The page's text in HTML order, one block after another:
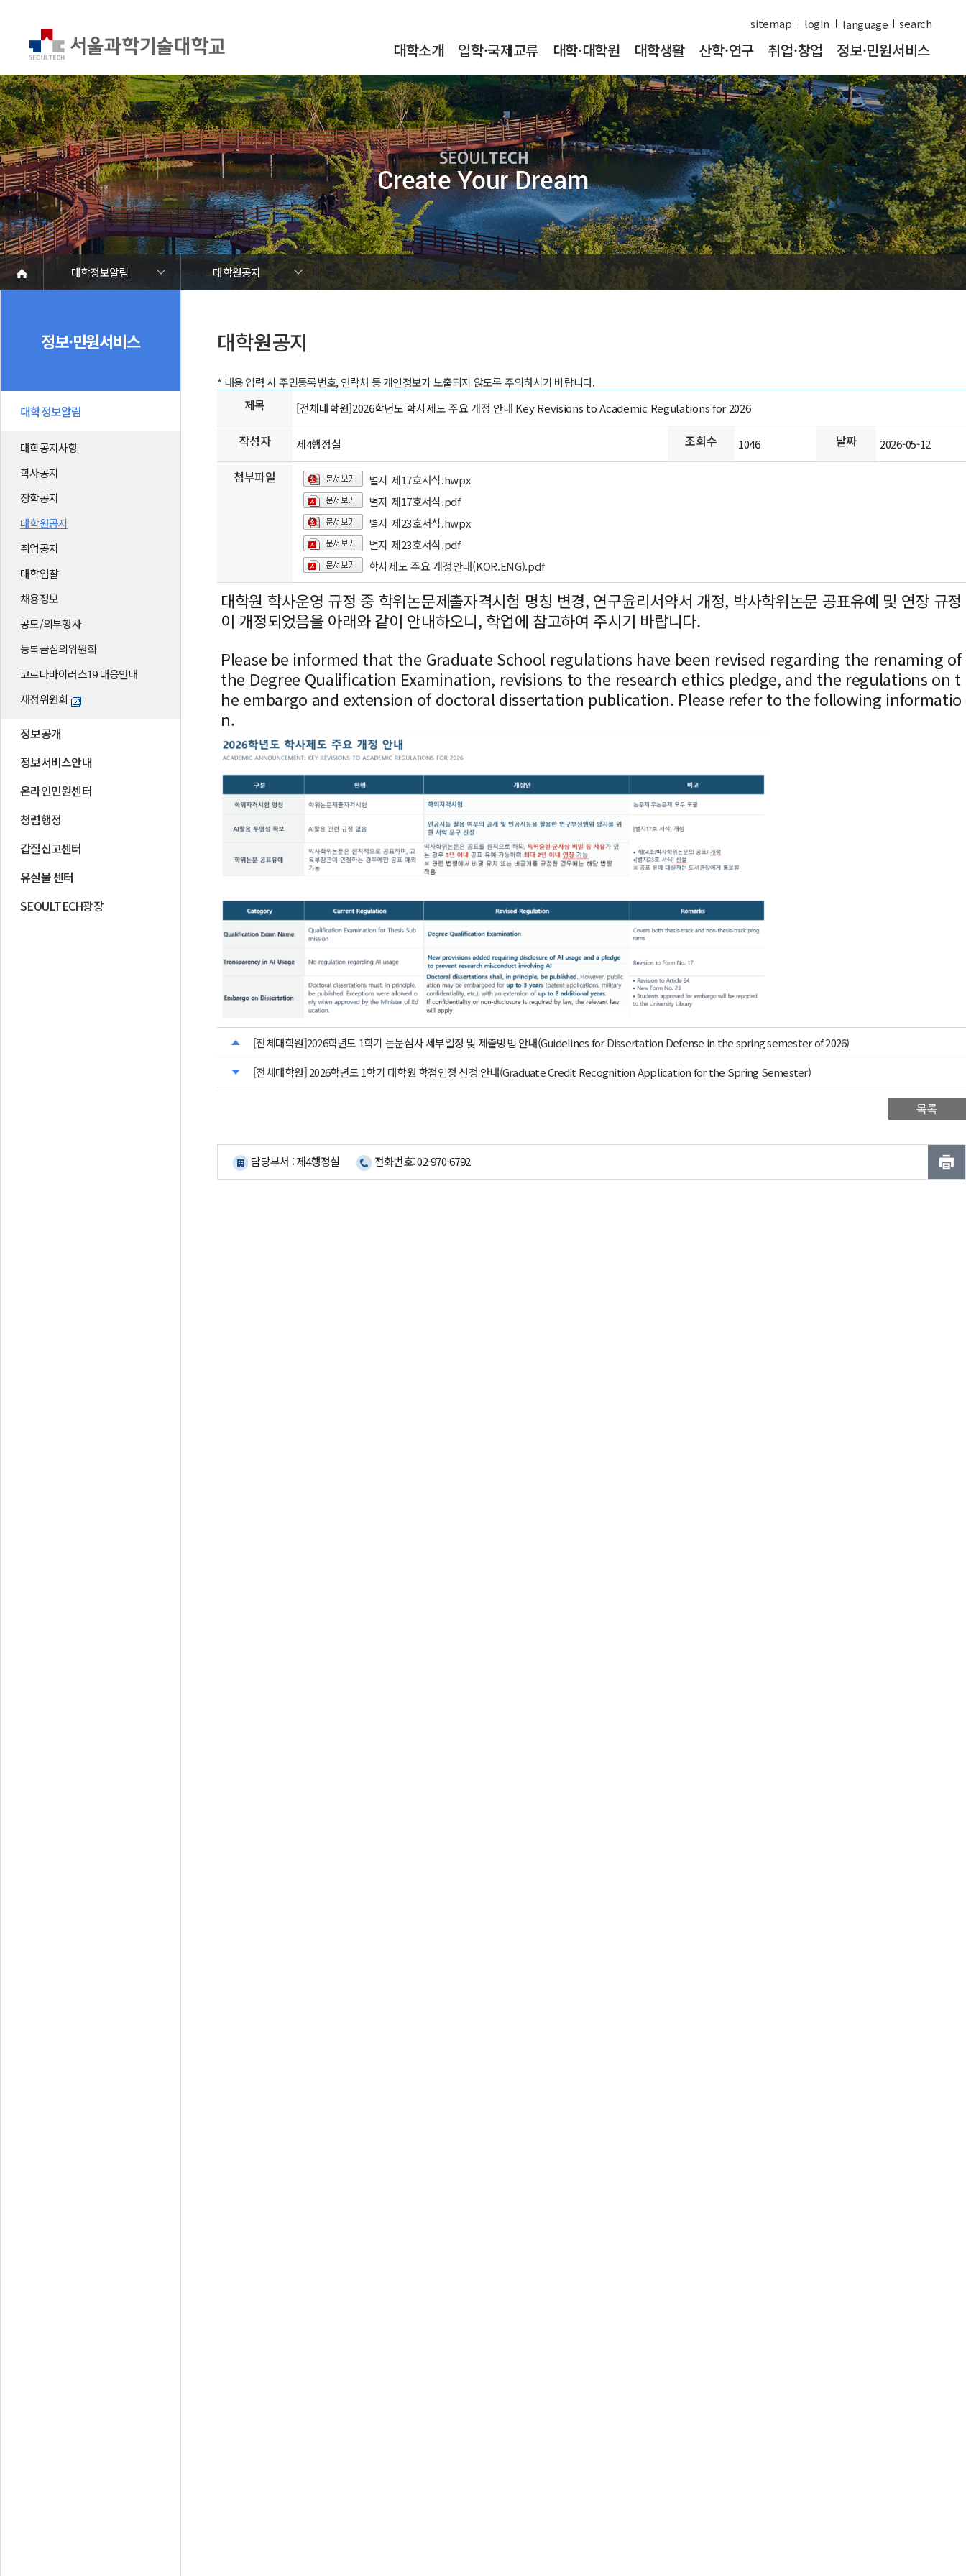
sitemap login search
대학소개 입학·국제교류 대학·대학원 대학생활 산학·연구 취업·창업 정보·민원서비스
대학정보알림
대학정보알림
정보공개
정보서비스안내
온라인민원센터
청렴행정
갑질신고센터
유실물 센터
SEOULTECH광장
대학원공지
대학공지사항
학사공지
장학공지
대학원공지
취업공지
대학입찰
채용정보
공모/외부행사
등록금심의위원회
코로나바이러스19 대응안내
재정위원회
정보·민원서비스
대학정보알림
대학공지사항
학사공지
장학공지
대학원공지
취업공지
대학입찰
채용정보
공모/외부행사
등록금심의위원회
코로나바이러스19 대응안내
재정위원회
정보공개
정보서비스안내
온라인민원센터
청렴행정
갑질신고센터
유실물 센터
SEOULTECH광장
대학원공지
* 내용 입력 시 주민등록번호, 연락처 등 개인정보가 노출되지 않도록 주의하시기 바랍니다.
제목 [전체대학원]2026학년도 학사제도 주요 개정 안내 Key Revisions to Academic Regulations for 2026
작성자 제4행정실 조회수 1046 날짜 2026-05-12
첨부파일
별지 제17호서식.hwpx
별지 제17호서식.pdf
별지 제23호서식.hwpx
별지 제23호서식.pdf
학사제도 주요 개정안내(KOR.ENG).pdf
대학원 학사운영 규정 중 학위논문제출자격시험 명칭 변경, 연구윤리서약서 개정, 박사학위논문 공표유예 및 연장 규정
이 개정되었음을 아래와 같이 안내하오니, 학업에 참고하여 주시기 바랍니다.
Please be informed that the Graduate School regulations have been revised regarding the renaming of
the Degree Qualification Examination, revisions to the research ethics pledge, and the regulations on t
he embargo and extension of doctoral dissertation publication. Please refer to the following informatio
n.
[전체대학원]2026학년도 1학기 논문심사 세부일정 및 제출방법 안내(Guidelines for Dissertation Defense in the spring semester of 2026)
[전체대학원] 2026학년도 1학기 대학원 학점인정 신청 안내(Graduate Credit Recognition Application for the Spring Semester)
담당부서 : 제4행정실 전화번호: 02-970-6792